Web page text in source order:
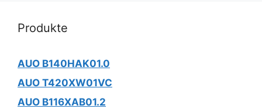
Produkte
AUO B140HAK01.0
AUO T420XW01VC
AUO B116XAB01.2